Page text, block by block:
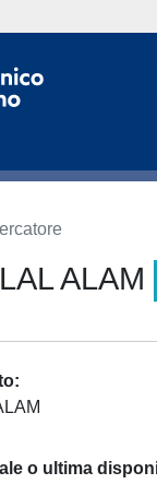
ALAM
o ultima